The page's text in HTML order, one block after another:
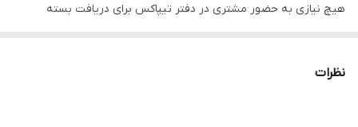
هیچ نیازی به حضور مشتری در دفتر تیپاکس برای دریافت بسته
بر عهده فروشنده می‌باشد و خسارت مشتری به طور کامل از طرف
نظرات